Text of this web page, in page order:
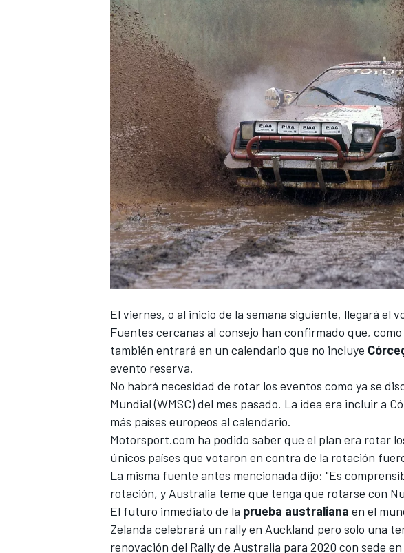
WEC FÓRMULA E
El viernes, o al inicio de la semana siguiente, llegará el
Fuentes cercanas al consejo han confirmado que, como
también entrará en un calendario que no incluye
evento reserva.
No habrá necesidad de rotar los eventos como ya se
Mundial (WMSC) del mes pasado. La idea era incluir a
más países europeos al calendario.
Motorsport.com ha podido saber que el plan era rotar
únicos países que votaron en contra de la rotación
La misma fuente antes mencionada dijo: "Es
rotación, y Australia teme que tenga que rotarse con
El futuro inmediato de la prueba australiana en el
Zelanda celebrará un rally en Auckland pero solo una
renovación del Rally de Australia para 2020 con sede en